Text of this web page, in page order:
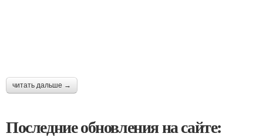
читать дальше →
Последние обновления на сайте: